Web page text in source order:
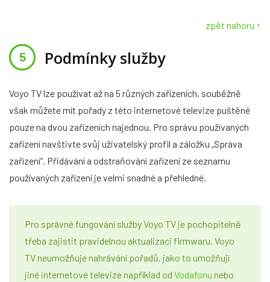
zpět nahoru ↑
Podmínky služby
Voyo TV lze používat až na 5 různých zařízeních, souběžně
však můžete mít pořady z této internetové televize puštěné
pouze na dvou zařízeních najednou. Pro správu používaných
zařízení navštivte svůj uživatelský profil a záložku „Správa
zařízení“. Přidávání a odstraňování zařízení ze seznamu
používaných zařízení je velmi snadné a přehledné.
Pro správné fungování služby Voyo TV je pochopitelně
třeba zajistit pravidelnou aktualizaci firmwaru. Voyo
TV neumožňuje nahrávání pořadů, jako to umožňují
jiné internetové televize například od Vodafonu nebo